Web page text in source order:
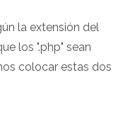
la extensión del
los ".php" sean
colocar estas dos